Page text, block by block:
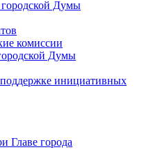
Думы
комиссии
Думы
инициативных
Главе города